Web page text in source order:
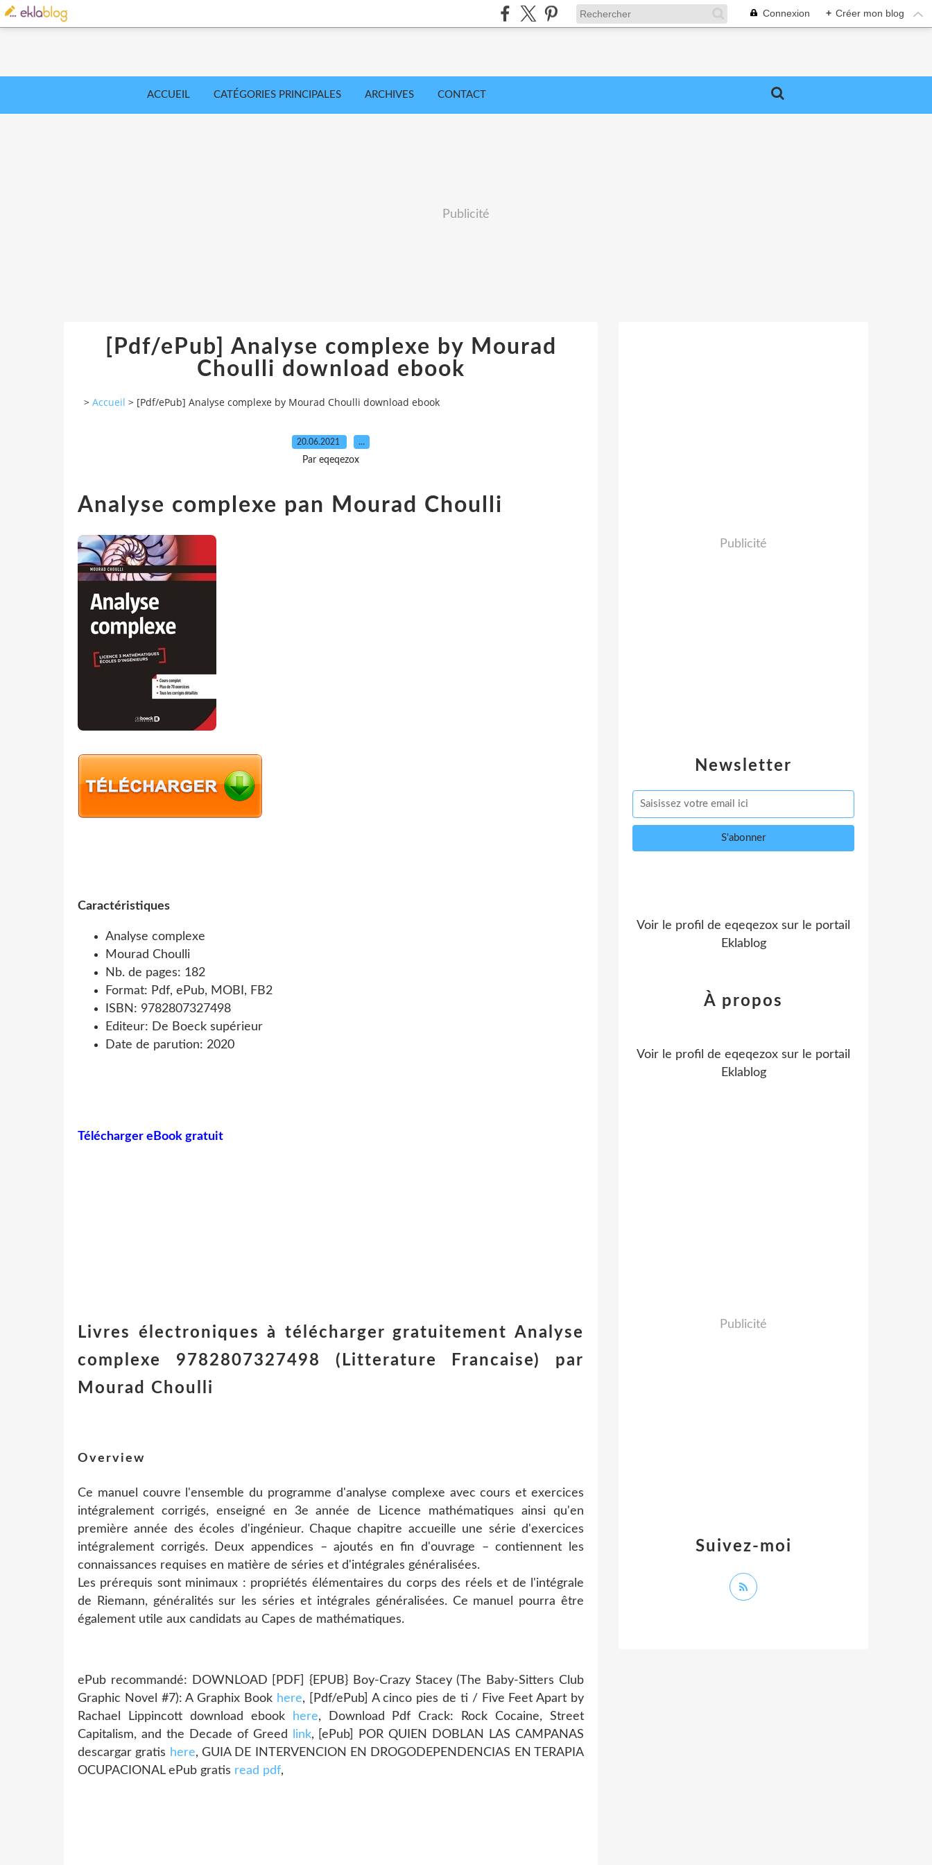
Connexion + Créer mon blog
ACCUEIL CATÉGORIES PRINCIPALES ARCHIVES CONTACT
Publicité
[Pdf/ePub] Analyse complexe by Mourad
Choulli download ebook
> Accueil > [Pdf/ePub] Analyse complexe by Mourad Choulli download ebook
20.06.2021 …
Par eqeqezox
Analyse complexe pan Mourad Choulli
Caractéristiques
Analyse complexe
Mourad Choulli
Nb. de pages: 182
Format: Pdf, ePub, MOBI, FB2
ISBN: 9782807327498
Editeur: De Boeck supérieur
Date de parution: 2020
Télécharger eBook gratuit
Livres électroniques à télécharger gratuitement Analyse
complexe 9782807327498 (Litterature Francaise) par
Mourad Choulli
Overview
Ce manuel couvre l'ensemble du programme d'analyse complexe avec cours et exercices
intégralement corrigés, enseigné en 3e année de Licence mathématiques ainsi qu'en
première année des écoles d'ingénieur. Chaque chapitre accueille une série d'exercices
intégralement corrigés. Deux appendices – ajoutés en fin d'ouvrage – contiennent les
connaissances requises en matière de séries et d'intégrales généralisées.
Les prérequis sont minimaux : propriétés élémentaires du corps des réels et de l'intégrale
de Riemann, généralités sur les séries et intégrales généralisées. Ce manuel pourra être
également utile aux candidats au Capes de mathématiques.
ePub recommandé: DOWNLOAD [PDF] {EPUB} Boy-Crazy Stacey (The Baby-Sitters Club
Graphic Novel #7): A Graphix Book here, [Pdf/ePub] A cinco pies de ti / Five Feet Apart by
Rachael Lippincott download ebook
here, Download Pdf Crack: Rock Cocaine, Street
Capitalism, and the Decade of Greed
link, [ePub] POR QUIEN DOBLAN LAS CAMPANAS
descargar gratis here, GUIA DE INTERVENCION EN DROGODEPENDENCIAS EN TERAPIA
OCUPACIONAL ePub gratis read pdf,
Newsletter
Publicité
Voir le profil de eqeqezox sur le portail
Eklablog
Suivez-moi
À propos
Voir le profil de eqeqezox sur le portail
Eklablog
Publicité